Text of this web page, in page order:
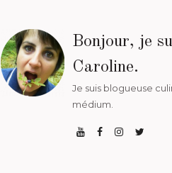
Bonjour, je
Caroline.
Je suis blogueuse
médium.